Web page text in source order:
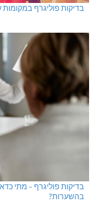
בדיקות פוליגרף
בדיקות פוליגרף – מתי
בהשערות?